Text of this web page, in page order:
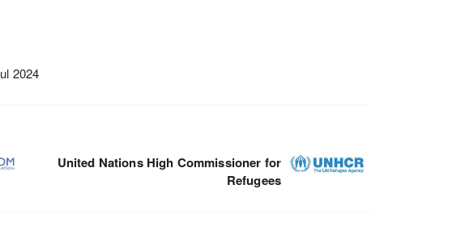
2024
United Nations High Commissioner for
Refugees